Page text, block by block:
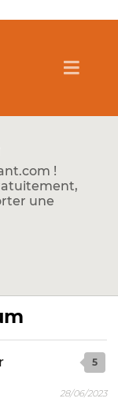
!
une
5
28/06/2023